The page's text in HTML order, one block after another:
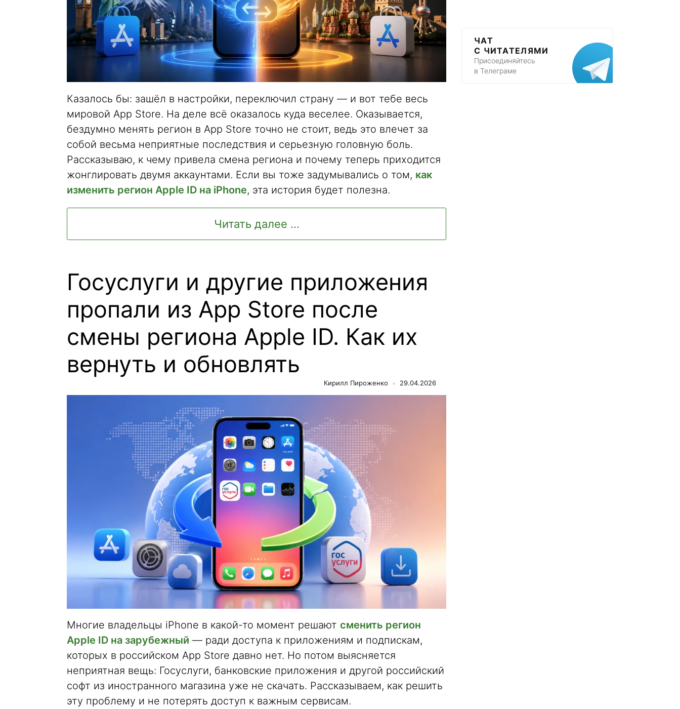
Казалось бы: зашёл в настройки, переключил страну — и вот тебе весь
мировой App Store. На деле всё оказалось куда веселее. Оказывается,
бездумно менять регион в App Store точно не стоит, ведь это влечет за
собой весьма неприятные последствия и серьезную головную боль.
Рассказываю, к чему привела смена региона и почему теперь приходится
жонглировать двумя аккаунтами. Если вы тоже задумывались о том, как
изменить регион Apple ID на iPhone, эта история будет полезна.
Читать далее ...
Госуслуги и другие приложения
пропали из App Store после
смены региона Apple ID. Как их
вернуть и обновлять
Кирилл Пироженко 29.04.2026
Многие владельцы iPhone в какой-то момент решают сменить регион
Apple ID на зарубежный — ради доступа к приложениям и подпискам,
которых в российском App Store давно нет. Но потом выясняется
неприятная вещь: Госуслуги, банковские приложения и другой российский
софт из иностранного магазина уже не скачать. Рассказываем, как решить
эту проблему и не потерять доступ к важным сервисам.
ЧАТ
С ЧИТАТЕЛЯМИ
Присоединяйтесь
в Телеграме